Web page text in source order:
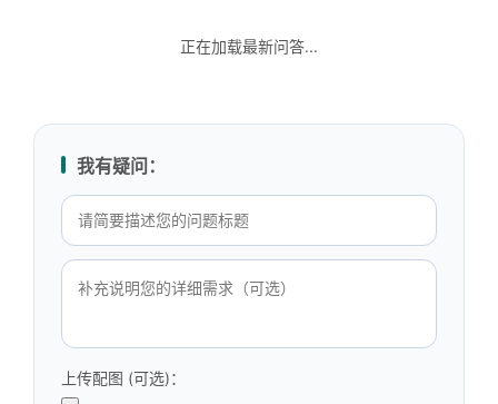
正在加载最新问答...
我有疑问：
上传配图 (可选)：